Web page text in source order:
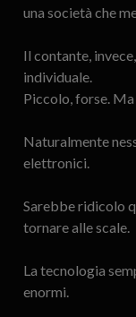
una società che
Il contante,
individuale.
Piccolo, forse. Ma
Naturalmente
elettronici.
Sarebbe ridicolo
tornare alle scale.
La tecnologia
enormi.